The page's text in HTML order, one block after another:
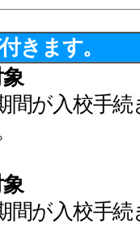
きます。
間が入校手
間が入校手